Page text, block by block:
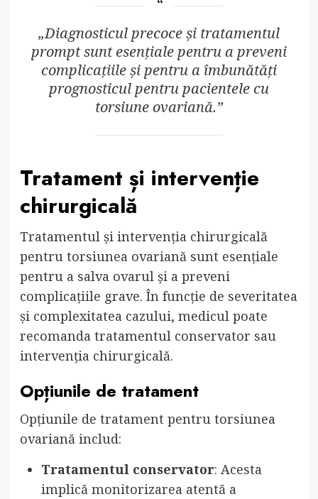
„Diagnosticul precoce și tratamentul
prompt sunt esențiale pentru a preveni
complicațiile și pentru a îmbunătăți
prognosticul pentru pacientele cu
torsiune ovariană.”
Tratament și intervenție
chirurgicală
Tratamentul și intervenția chirurgicală
pentru torsiunea ovariană sunt esențiale
pentru a salva ovarul și a preveni
complicațiile grave. În funcție de severitatea
și complexitatea cazului, medicul poate
recomanda tratamentul conservator sau
intervenția chirurgicală.
Opțiunile de tratament
Opțiunile de tratament pentru torsiunea
ovariană includ:
Tratamentul conservator: Acesta
implică monitorizarea atentă a